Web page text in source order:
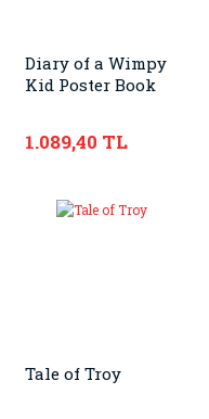
Diary of a Wimpy
Kid Poster Book
1.089,40 TL
Tale of Troy